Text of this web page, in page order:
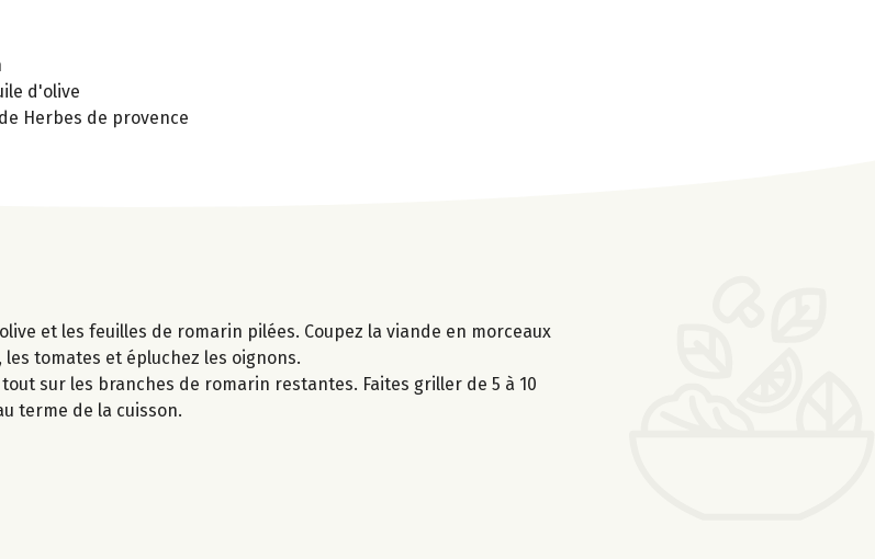
d'olive
Herbes de provence
et les feuilles de romarin pilées. Coupez la viande en morceaux
les tomates et épluchez les oignons.
sur les branches de romarin restantes. Faites griller de 5 à 10
terme de la cuisson.